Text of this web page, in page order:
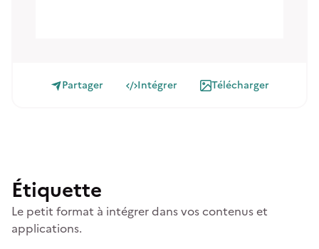
Partager Intégrer Télécharger
Étiquette
Le petit format à intégrer dans vos contenus et
applications.